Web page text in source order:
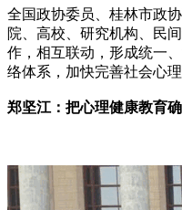
全国政协委员、桂林市政
院、高校、研究机构、民
作，相互联动，形成统一
络体系，加快完善社会心理
郑坚江：把心理健康教育